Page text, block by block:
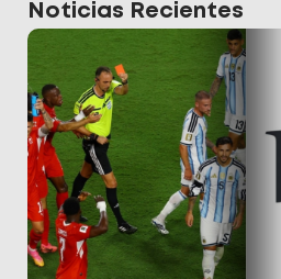
Noticias Recientes